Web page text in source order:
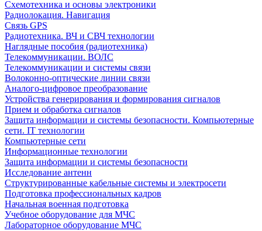
Схемотехника и основы электроники
Радиолокация. Навигация
Связь GPS
Радиотехника. ВЧ и СВЧ технологии
Наглядные пособия (радиотехника)
Телекоммуникации. ВОЛС
Телекоммуникации и системы связи
Волоконно-оптические линии связи
Аналого-цифровое преобразование
Устройства генерирования и формирования сигналов
Прием и обработка сигналов
Защита информации и системы безопасности. Компьютерные
сети. IT технологии
Компьютерные сети
Информационные технологии
Защита информации и системы безопасности
Исследование антенн
Структурированные кабельные системы и электросети
Подготовка профессиональных кадров
Начальная военная подготовка
Учебное оборудование для МЧС
Лабораторное оборудование МЧС